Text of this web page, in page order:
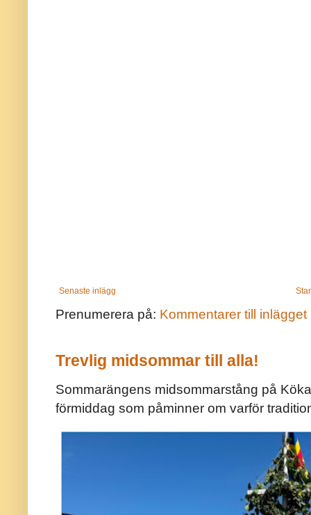
Senaste inlägg
Prenumerera på: Kommentarer till inlägget
Trevlig midsommar till alla!
Sommarängens midsommarstång på
förmiddag som påminner om varför